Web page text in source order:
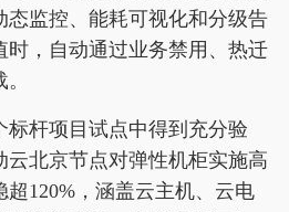
态监控、能耗可视化和分级告
时，自动通过业务禁用、热迁
标杆项目试点中得到充分验
云北京节点对弹性机柜实施高
120%，涵盖云主机、云电